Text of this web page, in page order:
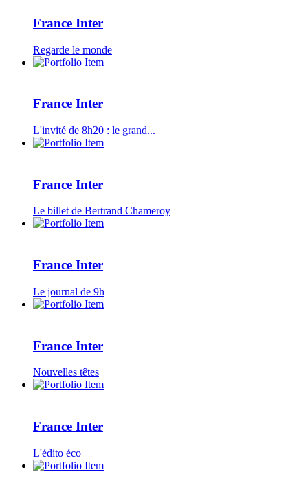
France Inter
Regarde le monde
France Inter
L'invité de 8h20 : le grand...
France Inter
Le billet de Bertrand Chameroy
France Inter
Le journal de 9h
France Inter
Nouvelles têtes
France Inter
L'édito éco